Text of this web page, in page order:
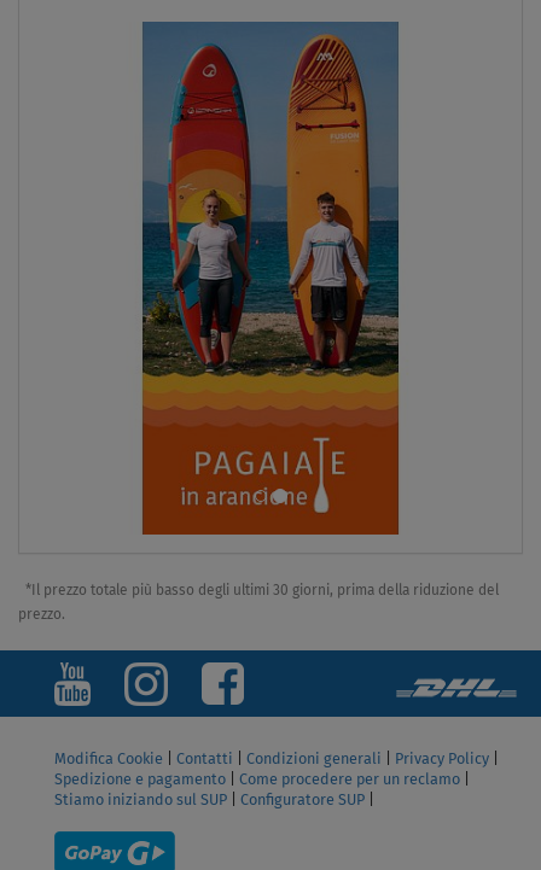
SCHERMO
*Il prezzo totale più basso degli ultimi 30 giorni, prima della riduzione del
prezzo.
Modifica Cookie Contatti Condizioni generali Privacy Policy
Spedizione e pagamento
Come procedere per un reclamo
Stiamo iniziando sul SUP
Configuratore SUP